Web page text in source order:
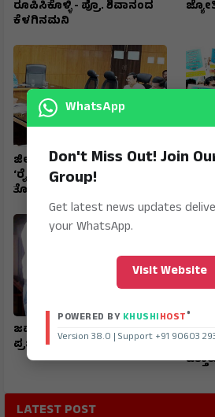
ರೂಪಿಸಿಕೊಳ್ಳಿ - ಪ್ರೊ. ಶಿವಾನಂದ
ಕೆಳಗಿನಮನಿ
ಜಿಲ್ಲಾ ಟಾಸ್‌‌ಕೆರ್ಸ್ ಸಮಿತಿ ಸಭೆ
‘ರೈತರಿಗೆ ಯಾವುದೇ
ತೊಂದರೆಯಾಗದಂತೆ ನೋಡಿಕೊಳ್ಳಿ’
ಜವಾಹರ ನವೋದಯ ವಿದ್ಯಾರ್ಥಿ
ಪ್ರಜ್ವಲ್ ರಾಜ್ಯಕ್ಕೆ ಪ್ರಥಮ
LATEST POST
WhatsApp
Don't Miss Out! Join
Group!
Get latest news updates
your WhatsApp.
Visit Website
POWERED BY KHUSHIHOST®
Version 38.0 | Support +91 90603